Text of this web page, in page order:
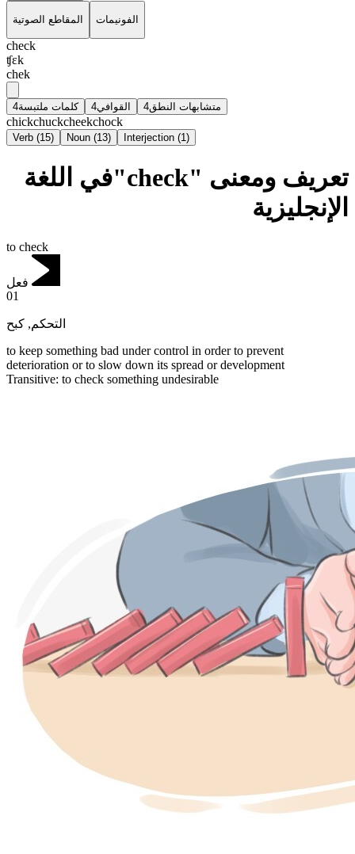
المقاطع الصوتية الفونيمات
check
ʧɛk
chek
كلمات ملتبسة4 القوافي4 متشابهات النطق4
chickchuckcheekchock
Verb (15) Noun (13) Interjection (1)
تعريف ومعنى "check"في اللغة
الإنجليزية
to check
فعل
01
التحكم, كبح
to keep something bad under control in order to prevent
deterioration or to slow down its spread or development
Transitive: to check something undesirable